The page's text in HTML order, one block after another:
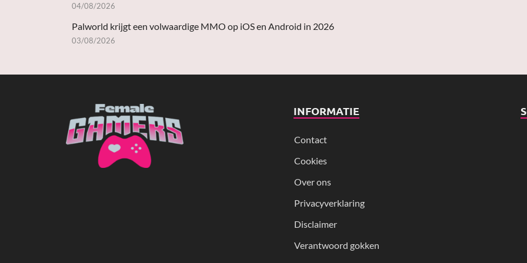
04/08/2026
Palworld krijgt een volwaardige MMO op iOS en Android in 2026
03/08/2026
INFORMATIE
Contact
Cookies
Over ons
Privacyverklaring
Disclaimer
Verantwoord gokken